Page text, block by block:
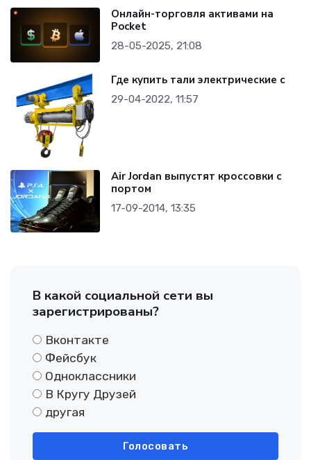
Онлайн-торговля активами на
Pocket
28-05-2025, 21:08
Где купить тали электрические с
29-04-2022, 11:57
Air Jordan выпустят кроссовки с
портом
17-09-2014, 13:35
В какой социальной сети вы
зарегистрированы?
Вконтакте
Фейсбук
Одноклассники
В Кругу Друзей
другая
Голосовать